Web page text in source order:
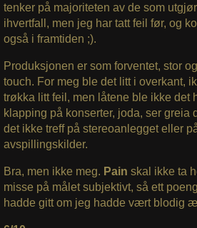
tenker på majoriteten av de som
ihvertfall, men jeg har tatt feil før, og
også i framtiden ;).
Produksjonen er som forventet, stor
touch. For meg ble det litt i overkant,
trøkka litt feil, men låtene ble ikke det
klapping på konserter, joda, ser greia
det ikke treff på stereoanlegget eller
avspillingskilder.
Bra, men ikke meg. Pain skal ikke ta
misse på målet subjektivt, så ett
hadde gitt om jeg hadde vært blodig